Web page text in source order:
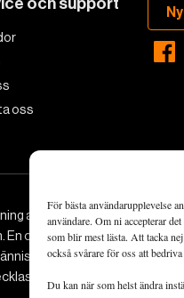
För bästa användarupplevelse
användare. Om ni accepterar
som blir mest lästa. Att tacka
också svårare för oss att
Du kan när som helst ändra
och support
oss
av det viktigaste som
En omställning till ett hållbart
minskade ekonomiska
och frodas.